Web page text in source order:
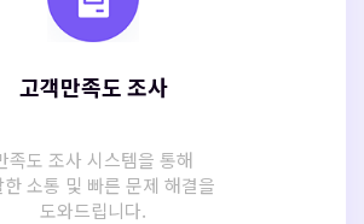
고객만족도 조사
족도 조사 시스템을 통해
한 소통 및 빠른 문제 해결을
도와드립니다.